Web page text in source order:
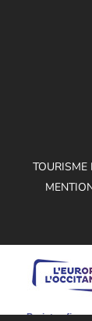
Projet